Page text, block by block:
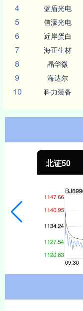
4 蓝盾光电
5 信濠光电
6 近岸蛋白
7 海正生材
8 晶华微
9 海达尔
10 科力装备
北证50